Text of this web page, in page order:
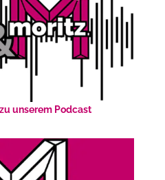
unserem Podcast